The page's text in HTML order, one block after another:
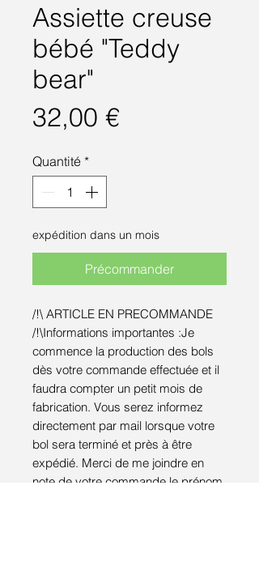
Assiette creuse
bébé "Teddy
bear"
32,00 €
Quantité *
expédition dans un mois
Précommander
/!\ ARTICLE EN PRECOMMANDE
/!\Informations importantes :Je
commence la production des bols
dès votre commande effectuée et il
faudra compter un petit mois de
fabrication. Vous serez informez
directement par mail lorsque votre
bol sera terminé et près à être
expédié. Merci de me joindre en
note de votre commande le prénom